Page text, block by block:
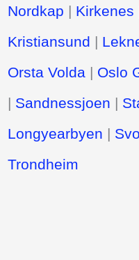
Nordkap | Kirkenes
Kristiansund |
Orsta Volda | Oslo
| Sandnessjoen |
Longyearbyen |
Trondheim